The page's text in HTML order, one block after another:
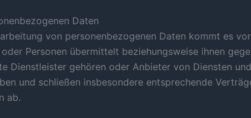
Daten
von personenbezogenen Daten kommt es
Personen übermittelt beziehungsweise ihnen
Dienstleister gehören oder Anbieter von Diensten
und schließen insbesondere entsprechende
ab.